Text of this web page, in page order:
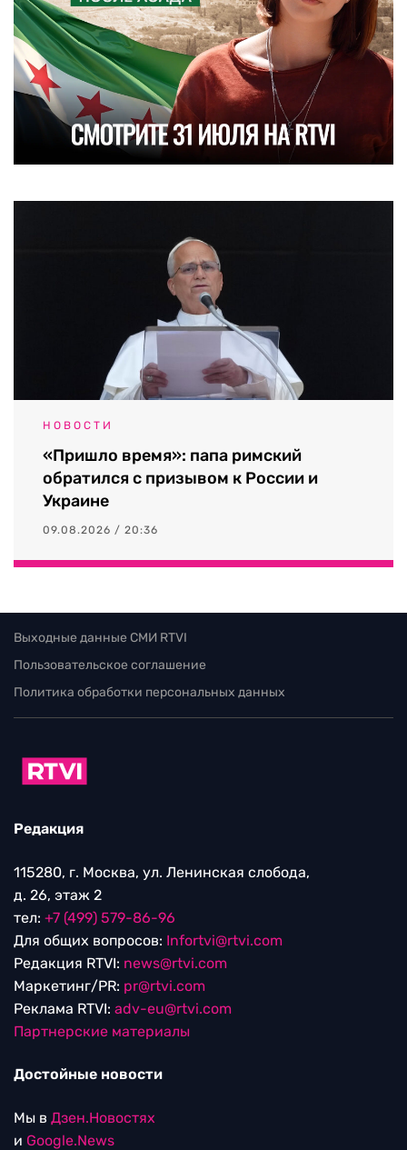
НОВОСТИ
«Пришло время»: папа римский
обратился с призывом к России и
Украине
09.08.2026 / 20:36
Выходные данные СМИ RTVI
Пользовательское соглашение
Политика обработки персональных данных
Редакция
115280, г. Москва, ул. Ленинская слобода,
д. 26, этаж 2
тел: +7 (499) 579-86-96
Для общих вопросов: Infortvi@rtvi.com
Редакция RTVI: news@rtvi.com
Маркетинг/PR: pr@rtvi.com
Реклама RTVI: adv-eu@rtvi.com
Партнерские материалы
Достойные новости
Мы в Дзен.Новостях
и Google.News